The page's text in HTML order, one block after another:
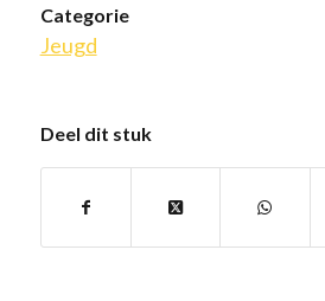
Categorie
Jeugd
Deel dit stuk